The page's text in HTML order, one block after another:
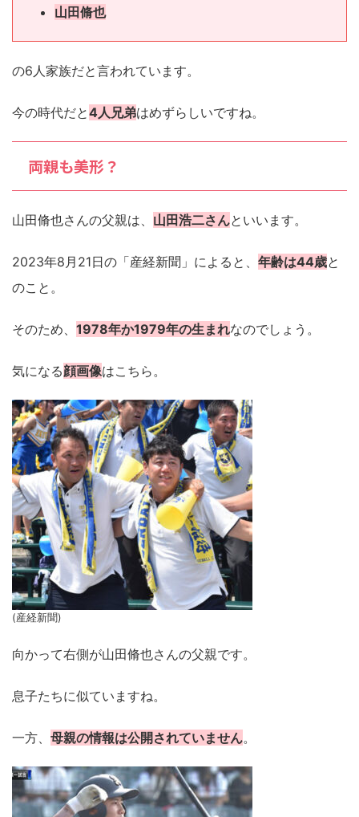
山田脩也
の6人家族だと言われています。
今の時代だと4人兄弟はめずらしいですね。
両親も美形？
山田脩也さんの父親は、 山田浩二さんといいます。
2023年8月21日の「産経新聞」によると、 年齢は44歳と
のこと。
そのため、 1978年か1979年の生まれなのでしょう。
気になる顔画像はこちら。
(産経新聞)
向かって右側が山田脩也さんの父親です。
息子たちに似ていますね。
一方、 母親の情報は公開されていません。